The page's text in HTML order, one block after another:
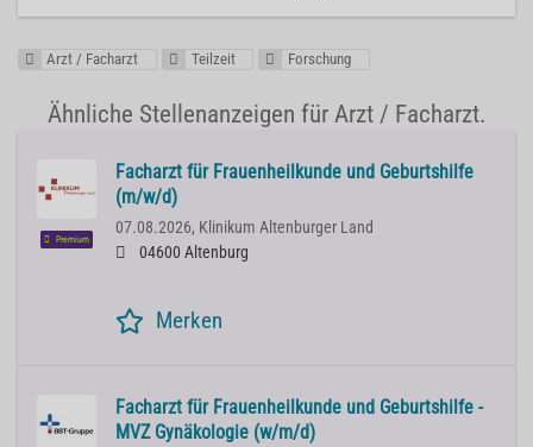
Arzt / Facharzt Teilzeit Forschung
Ähnliche Stellenanzeigen für Arzt / Facharzt.
Premium
Facharzt für Frauenheilkunde und Geburtshilfe
(m/w/d)
07.08.2026, Klinikum Altenburger Land
04600 Altenburg
Merken
Facharzt für Frauenheilkunde und Geburtshilfe -
MVZ Gynäkologie (w/m/d)